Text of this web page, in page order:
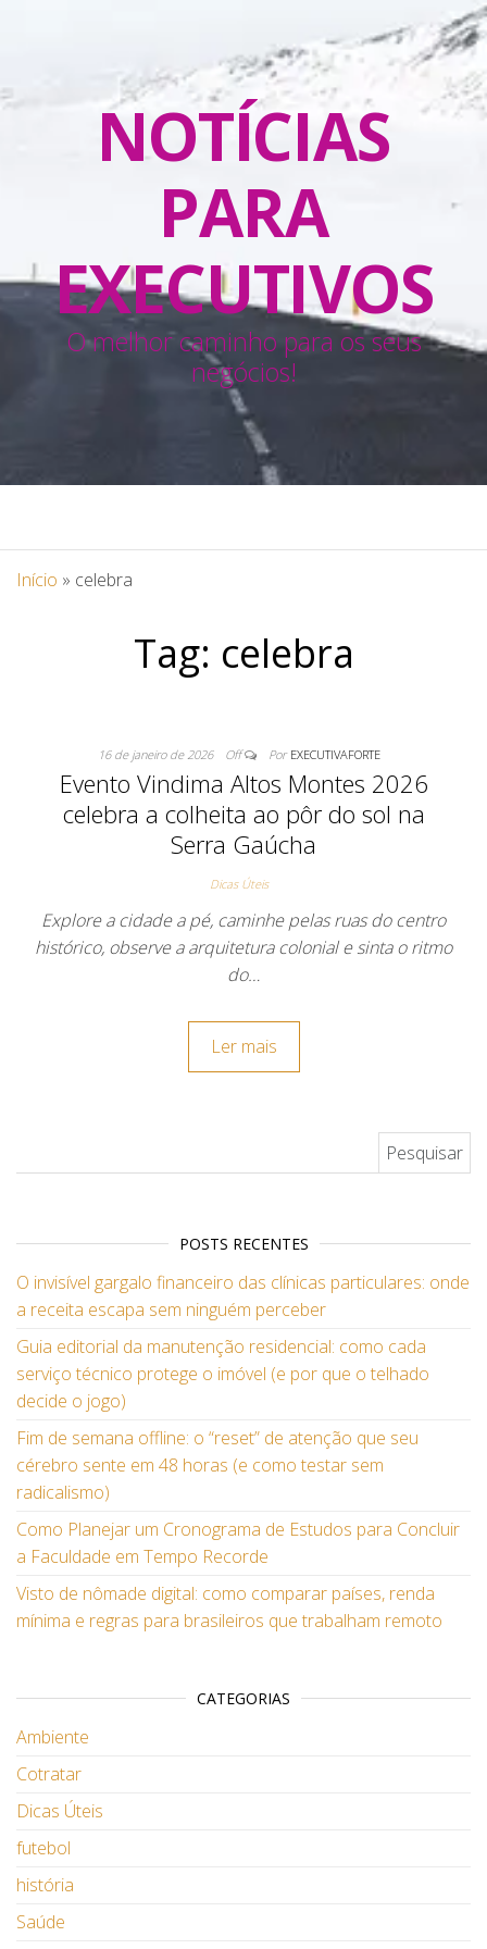
NOTÍCIAS
PARA
EXECUTIVOS
O melhor caminho para os seus
negócios!
Início » celebra
Tag: celebra
16 de janeiro de 2026 Off Por EXECUTIVAFORTE
Evento Vindima Altos Montes 2026
celebra a colheita ao pôr do sol na
Serra Gaúcha
Dicas Úteis
Explore a cidade a pé, caminhe pelas ruas do centro
histórico, observe a arquitetura colonial e sinta o ritmo
do…
Ler mais
POSTS RECENTES
O invisível gargalo financeiro das clínicas particulares: onde
a receita escapa sem ninguém perceber
Guia editorial da manutenção residencial: como cada
serviço técnico protege o imóvel (e por que o telhado
decide o jogo)
Fim de semana offline: o “reset” de atenção que seu
cérebro sente em 48 horas (e como testar sem
radicalismo)
Como Planejar um Cronograma de Estudos para Concluir
a Faculdade em Tempo Recorde
Visto de nômade digital: como comparar países, renda
mínima e regras para brasileiros que trabalham remoto
CATEGORIAS
Ambiente
Cotratar
Dicas Úteis
futebol
história
Saúde